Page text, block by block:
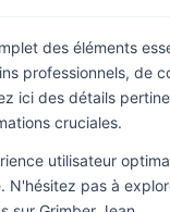
des éléments
professionnels, de
ici des détails
cruciales.
utilisateur
N'hésitez pas à